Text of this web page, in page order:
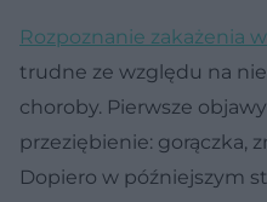
Rozpoznanie zakażenia
trudne ze względu na
choroby. Pierwsze
przeziębienie: gorączka,
Dopiero w późniejszym